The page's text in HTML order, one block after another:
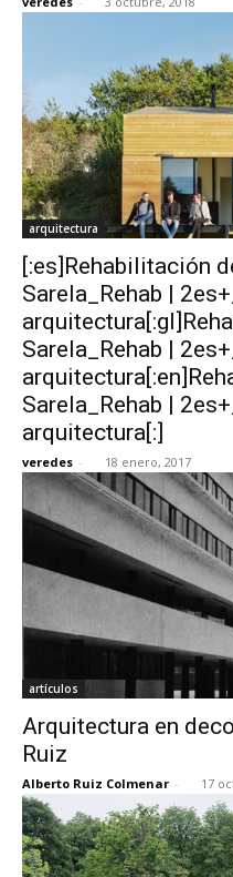
arquitectura
[:es]Rehabilitación
Sarela_Rehab |
Sarela_Rehab |
Sarela_Rehab |
arquitectura[:]
veredes - 18 enero, 2017
artículos
Arquitectura en
Ruiz
Alberto Ruiz Colmenar - 17